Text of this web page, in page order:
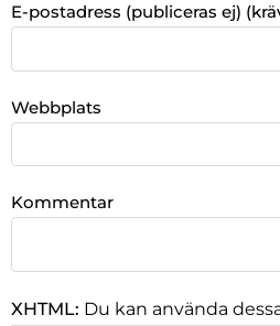
E-postadress (publiceras ej)
Webbplats
Kommentar
XHTML: Du kan använda